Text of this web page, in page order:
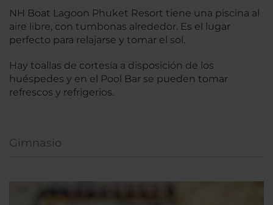
NH Boat Lagoon Phuket Resort tiene una piscina al
aire libre, con tumbonas alrededor. Es el lugar
perfecto para relajarse y tomar el sol.
Hay toallas de cortesía a disposición de los
huéspedes y en el Pool Bar se pueden tomar
refrescos y refrigerios.
Gimnasio